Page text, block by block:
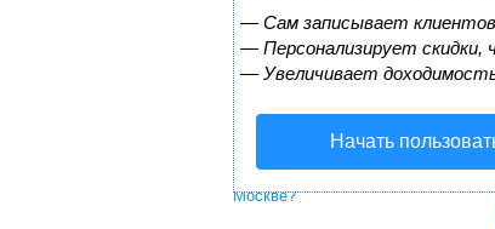
Какие есть самые необычные
места в мире?
Какие есть самые красивые
места в Москве?
Какой самый лучший аквапарк?
Какое самое красивое место в
Москве?
— Сам записывает
— Персонализирует скидки,
— Увеличивает
Начать